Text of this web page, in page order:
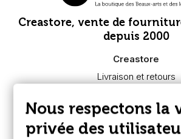
Creastore, vente de
depuis 2000
Creastore
Livraison et retours
Paiement sécurisé
FAQ
Boutique à Angers
Nous respectons la
privée des